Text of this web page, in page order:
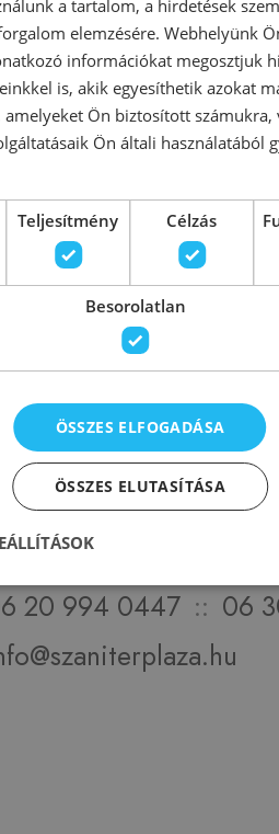
Kapcsolat
tájékoztató
Szerződési Feltételek
Impresszum
Elérhetőségek
1135 Budapest, Reitter
56.
Hétfő - Péntek: 9-17 ::
08.08. ZÁRVA
20 994 0447 :: 06
a tartalom, a hirdetések
elemzésére. Webhelyünk
információkat megosztjuk
is, akik egyesíthetik azokat
Ön biztosított számukra,
Ön általi használatából
Teljesítmény Célzás
Besorolatlan
ÖSSZES ELFOGADÁSA
ÖSSZES ELUTASÍTÁSA